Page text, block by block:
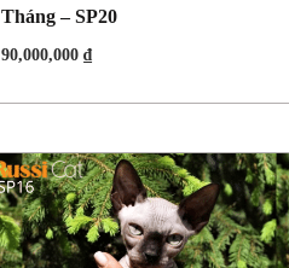
Tháng – SP20
90,000,000 ₫